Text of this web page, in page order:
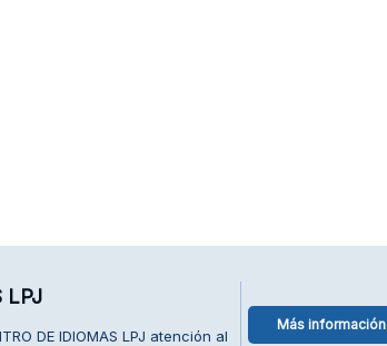
LPJ
DE IDIOMAS LPJ atención al
Más información